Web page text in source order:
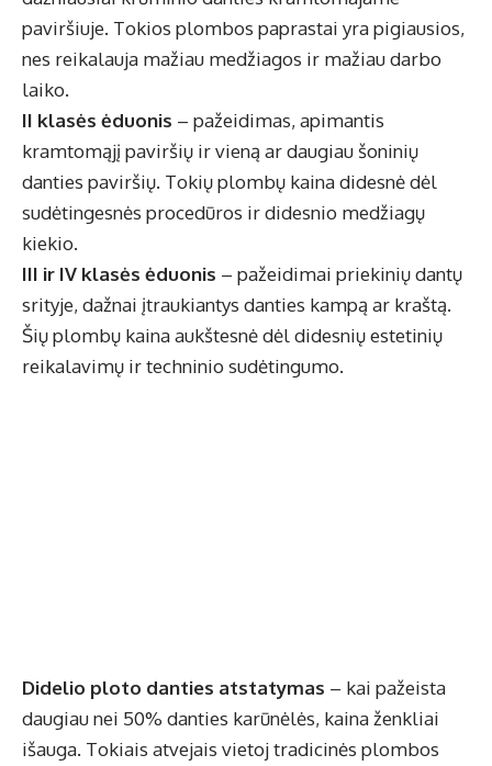
paviršiuje. Tokios plombos paprastai yra pigiausios,
nes reikalauja mažiau medžiagos ir mažiau darbo
laiko.
II klasės ėduonis – pažeidimas, apimantis
kramtomąjį paviršių ir vieną ar daugiau šoninių
danties paviršių. Tokių plombų kaina didesnė dėl
sudėtingesnės procedūros ir didesnio medžiagų
kiekio.
III ir IV klasės ėduonis – pažeidimai priekinių dantų
srityje, dažnai įtraukiantys danties kampą ar kraštą.
Šių plombų kaina aukštesnė dėl didesnių estetinių
reikalavimų ir techninio sudėtingumo.
Didelio ploto danties atstatymas – kai pažeista
daugiau nei 50% danties karūnėlės, kaina ženkliai
išauga. Tokiais atvejais vietoj tradicinės plombos